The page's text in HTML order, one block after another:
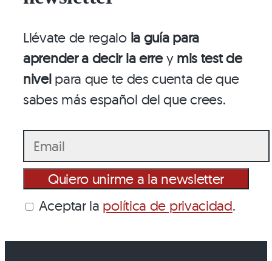
Llévate de regalo la guía para
aprender a decir la errey mis test de
nivelpara que te des cuenta de que
sabes más español del que crees.
Aceptar la política de privacidad.